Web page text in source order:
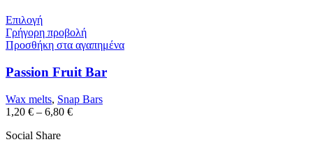
Επιλογή
Γρήγορη προβολή
Προσθήκη στα αγαπημένα
Passion Fruit Bar
Wax melts, Snap Bars
1,20 € – 6,80 €
Social Share